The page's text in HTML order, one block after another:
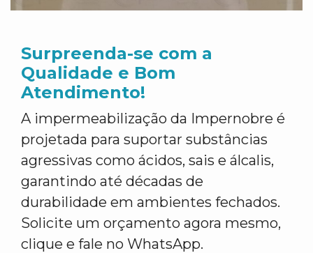
Surpreenda-se com a
Qualidade e Bom
Atendimento!
A impermeabilização da Impernobre é
projetada para suportar substâncias
agressivas como ácidos, sais e álcalis,
garantindo até décadas de
durabilidade em ambientes fechados.
Solicite um orçamento agora mesmo,
clique e fale no WhatsApp.